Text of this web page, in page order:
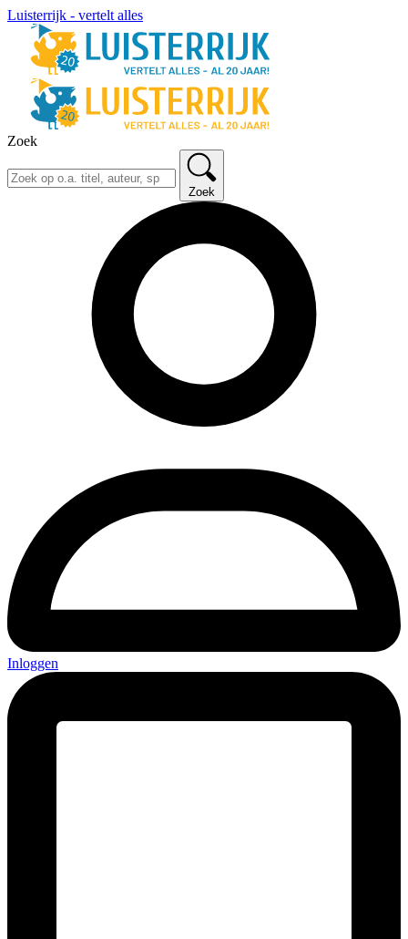
Luisterrijk - vertelt alles
Zoek
Zoek
Inloggen